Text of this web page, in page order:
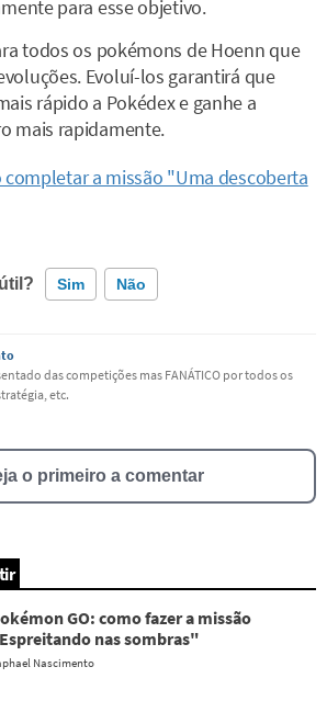
para esse objetivo.
todos os pokémons de Hoenn que
Evoluí-los garantirá que
rápido a Pokédex e ganhe a
mais rapidamente.
a missão "Uma descoberta
Sim Não
informação incorreta
a informação que procuro
das competições mas FANÁTICO por todos os
etc.
o primeiro a comentar
GO: como fazer a missão
nas sombras"
Nascimento